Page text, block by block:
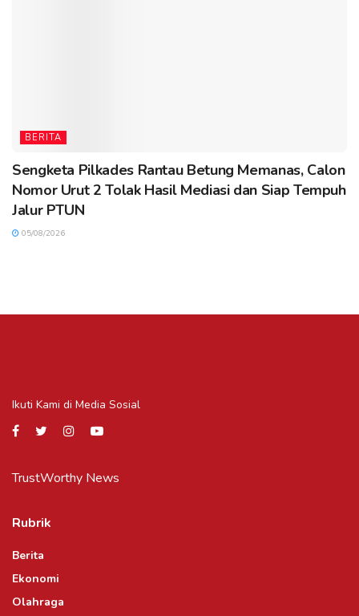
BERITA
Sengketa Pilkades Rantau Betung Memanas, Calon
Nomor Urut 2 Tolak Hasil Mediasi dan Siap Tempuh
Jalur PTUN
05/08/2026
Ikuti Kami di Media Sosial
TrustWorthy News
Rubrik
Berita
Ekonomi
Olahraga